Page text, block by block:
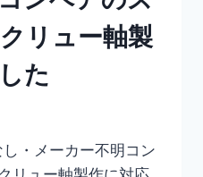
リュー軸製
た
・メーカー不明コン